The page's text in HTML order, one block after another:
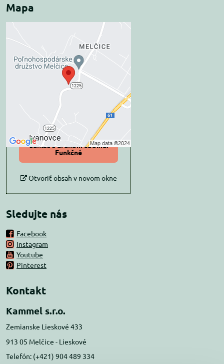
Mapa
Externý obsah je
blokovaný Voľbami
súkromia
Prajete si načítať externý obsah?
Povoliť tentokrát
Povoliť a zapamätať -
súhlas s druhom cookie:
Funkčné
Otvoriť obsah v novom okne
Sledujte nás
Facebook
Instagram
Youtube
Pinterest
Kontakt
Kammel s.r.o.
Zemianske Lieskové 433
913 05 Melčice - Lieskové
Telefón: (+421) 904 489 334